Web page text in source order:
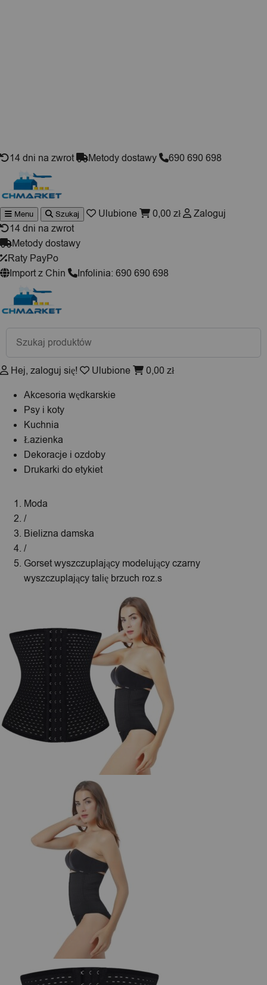
14 dni na zwrot Metody dostawy 690 690 698
Wyszukiwarka
produktów
Menu Szukaj Ulubione 0,00 zł
Zaloguj
14 dni na zwrot
Metody dostawy
Raty PayPo
Import z Chin
Infolinia: 690 690 698
Wyszukiwarka
produktów
Hej, zaloguj się! Ulubione 0,00 zł
Akcesoria wędkarskie
Psy i koty
Kuchnia
Łazienka
Dekoracje i ozdoby
Drukarki do etykiet
Moda
/
Bielizna damska
/
Gorset wyszczuplający modelujący czarny
wyszczuplający talię brzuch roz.s